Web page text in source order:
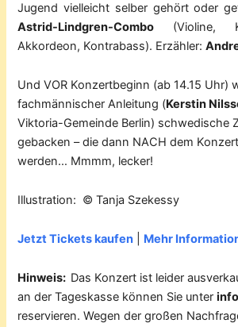
Jugend vielleicht selber gehört oder
Astrid-Lindgren-Combo (Violine,
Akkordeon, Kontrabass). Erzähler:
Und VOR Konzertbeginn (ab 14.15 Uhr)
fachmännischer Anleitung (Kerstin
Viktoria-Gemeinde Berlin) schwedische
gebacken – die dann NACH dem
werden… Mmmm, lecker!
Illustration: © Tanja Szekessy
Jetzt Tickets kaufen Mehr
Hinweis: Das Konzert ist leider
an der Tageskasse können Sie unter
reservieren. Wegen der großen